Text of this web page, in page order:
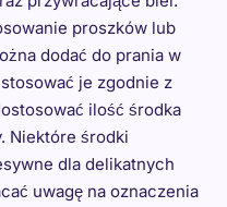
proszków lub
dodać do prania w
je zgodnie z
ilość środka
Niektóre środki
dla delikatnych
uwagę na oznaczenia